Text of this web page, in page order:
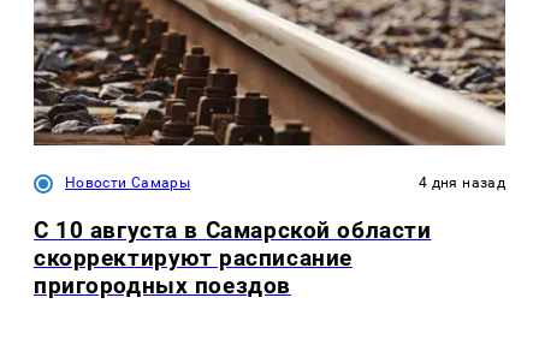
Новости Самары 4 дня назад
С 10 августа в Самарской области
скорректируют расписание
пригородных поездов